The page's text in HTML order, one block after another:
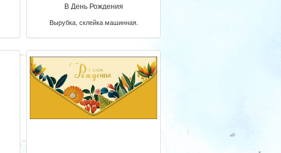
В День Рождения
Вырубка, склейка машинная.